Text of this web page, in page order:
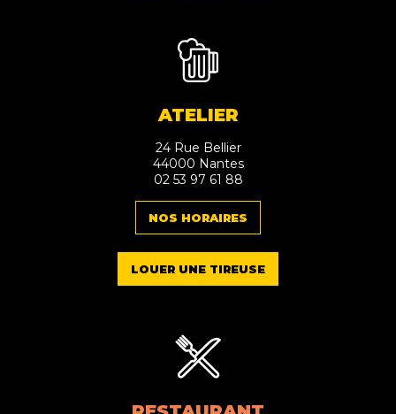
ATELIER
24 Rue Bellier
44000 Nantes
02 53 97 61 88
NOS HORAIRES
LOUER UNE TIREUSE